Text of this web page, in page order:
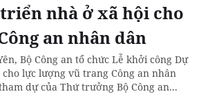
nhà ở xã hội cho
an nhân dân
Bộ Công an tổ chức Lễ khởi công Dự
lực lượng vũ trang Công an nhân
dự của Thứ trưởng Bộ Công an...